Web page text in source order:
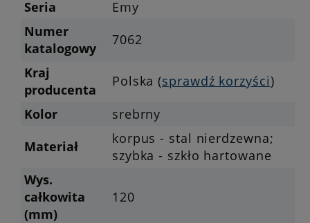
Seria
Emy
Numer
katalogowy
7062
Kraj
producenta
Polska (sprawdź korzyści)
Kolor
srebrny
Materiał
korpus - stal nierdzewna;
szybka - szkło hartowane
Wys.
całkowita
(mm)
120